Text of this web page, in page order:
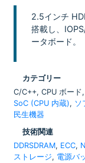
2.5インチ
搭載し、
ータボード。
カテゴリー
C/C++, CPU ボード,
SoC (CPU 内蔵), ソ
民生機器
技術関連
DDRSDRAM, ECC,
ストレージ, 電源バ